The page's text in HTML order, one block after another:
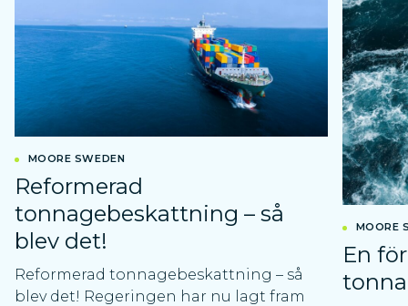
MOORE SWEDEN
Reformerad
tonnagebeskattning – så
blev det!
Reformerad tonnagebeskattning – så
blev det! Regeringen har nu lagt fram
MOORE
En